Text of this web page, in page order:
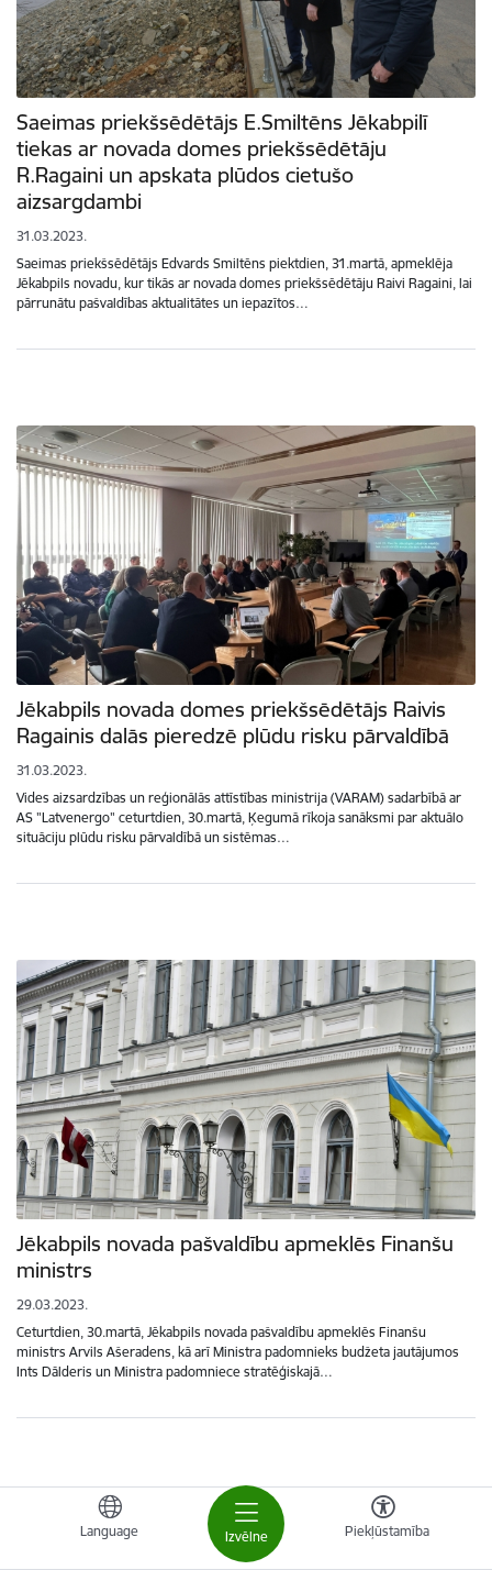
Izvēlne
Language Piekļūstamība
Saeimas priekšsēdētājs E.Smiltēns Jēkabpilī
tiekas ar novada domes priekšsēdētāju
R.Ragaini un apskata plūdos cietušo
aizsargdambi
31.03.2023.
Saeimas priekšsēdētājs Edvards Smiltēns piektdien, 31.martā, apmeklēja
Jēkabpils novadu, kur tikās ar novada domes priekšsēdētāju Raivi Ragaini, lai
pārrunātu pašvaldības aktualitātes un iepazītos…
Jēkabpils novada domes priekšsēdētājs Raivis
Ragainis dalās pieredzē plūdu risku pārvaldībā
31.03.2023.
Vides aizsardzības un reģionālās attīstības ministrija (VARAM) sadarbībā ar
AS "Latvenergo" ceturtdien, 30.martā, Ķegumā rīkoja sanāksmi par aktuālo
situāciju plūdu risku pārvaldībā un sistēmas…
Jēkabpils novada pašvaldību apmeklēs Finanšu
ministrs
29.03.2023.
Ceturtdien, 30.martā, Jēkabpils novada pašvaldību apmeklēs Finanšu
ministrs Arvils Ašeradens, kā arī Ministra padomnieks budžeta jautājumos
Ints Dālderis un Ministra padomniece stratēģiskajā…